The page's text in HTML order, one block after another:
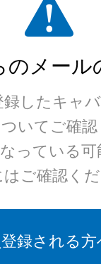
のメール
したキャ
いてご確
っている
ご確認く
録される方